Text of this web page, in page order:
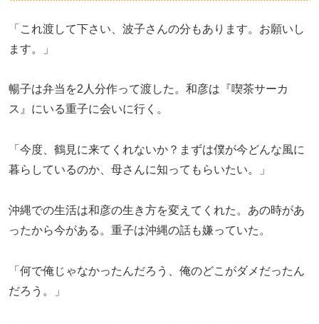
「これ渡して下さい、波子さんの分もあります。お願いし
ます。」
暢子は弁当を2人分作って渡した。和彦は『喫茶サーカ
ス』にいる重子に会いに行く。
「今度、鶴見に来てくれないか？まずは僕が今どんな風に
暮らしているのか、母さんに知ってもらいたい。」
沖縄での生活は和彦の生き方を変えてくれた。あの時があ
ったから今がある。重子は沖縄の話も嫌っていた。
「何で俺じゃなかったんだろう、俺のどこがダメだったん
だろう。」